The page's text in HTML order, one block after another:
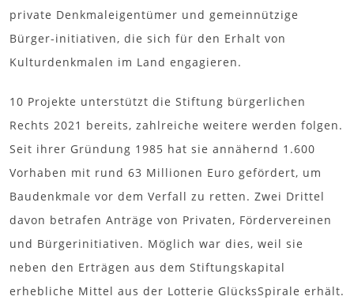
private Denkmaleigentümer und gemeinnützige
Bürger-initiativen, die sich für den Erhalt von
Kulturdenkmalen im Land engagieren.
10 Projekte unterstützt die Stiftung bürgerlichen
Rechts 2021 bereits, zahlreiche weitere werden folgen.
Seit ihrer Gründung 1985 hat sie annähernd 1.600
Vorhaben mit rund 63 Millionen Euro gefördert, um
Baudenkmale vor dem Verfall zu retten. Zwei Drittel
davon betrafen Anträge von Privaten, Fördervereinen
und Bürgerinitiativen. Möglich war dies, weil sie
neben den Erträgen aus dem Stiftungskapital
erhebliche Mittel aus der Lotterie GlücksSpirale erhält.